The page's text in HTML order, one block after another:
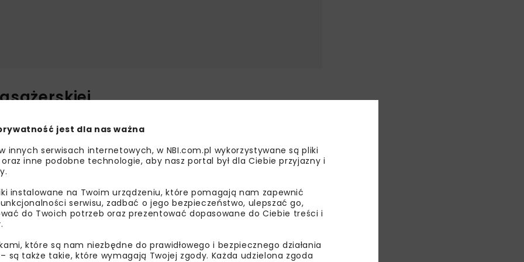
okazja, aby podkreślić znaczenie kolei w historii kraju i jej rolę
rozpoczęły się podczas targów TRAKO 2025 – jednego
o długości 19 km. Natomiast 24 września 1926 roku
celem jest zmiana polskiej kolei na korzyść pasażera i to zaczyna
kolejowe
i integracyjny – łączą branżę kolejową, pasażerów i miłośników
jest dla nas ważna
innych serwisach internetowych, w NBI.com.pl wykorzystywane są pliki
inne podobne technologie, aby nasz portal był dla Ciebie przyjazny i
instalowane na Twoim urządzeniu, które pomagają nam zapewnić
serwisu, zadbać o jego bezpieczeństwo, ulepszać go,
do Twoich potrzeb oraz prezentować dopasowane do Ciebie treści i
które są nam niezbędne do prawidłowego i bezpiecznego działania
są także takie, które wymagają Twojej zgody. Każda udzielona zgoda